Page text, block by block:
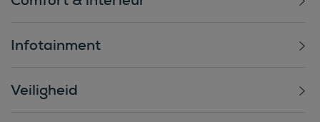
Infotainment
Veiligheid